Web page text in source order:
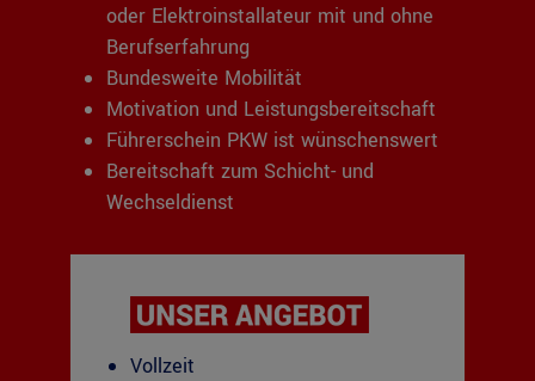
oder Elektroinstallateur mit und ohne
Berufserfahrung
Bundesweite Mobilität
Motivation und Leistungsbereitschaft
Führerschein PKW ist wünschenswert
Bereitschaft zum Schicht- und
Wechseldienst
Vollzeit